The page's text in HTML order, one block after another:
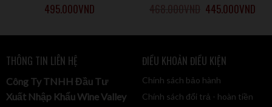
495.000VND 445.000VND
THÔNG TIN LIÊN HỆ
Công Ty TNHH Đầu Tư
Xuất Nhập Khẩu Wine Valley
ĐIỀU KHOẢN ĐIỀU KIỆN
Chính sách bảo hành
Chính sách đổi trả - hoàn tiền